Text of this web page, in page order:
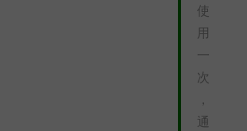
使
用
一
次
，
通